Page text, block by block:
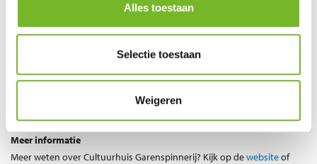
Alles toestaan
Selectie toestaan
Weigeren
Rogier: Waarvoor kunnen Gouwenaars, in het kader van het Gouds
Leefstijlakkoord, bij jullie op de bank plaatsnemen?
een lekkere kop koffie of een broodje of een leuk gesprek in ons
gezellige Cultuurcafe Klos. Of breng een gratis bezoek aan een
expositie. Kijk ook op onze website voor de speciale activiteiten en
Meer informatie
Meer weten over Cultuurhuis Garenspinnerij? Kijk op dewebsiteof